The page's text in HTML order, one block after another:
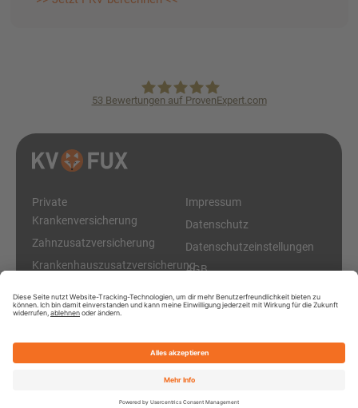
KVpro.de GmbH
53 Bewertungen auf ProvenExpert.com
Private
Krankenversicherung
Zahnzusatzversicherung
Krankenhauszusatzversicherung
Impressum
Datenschutz
Datenschutzeinstellungen
AGB
Diese Online-Plattform ist ein Service der KVpro.de GmbH